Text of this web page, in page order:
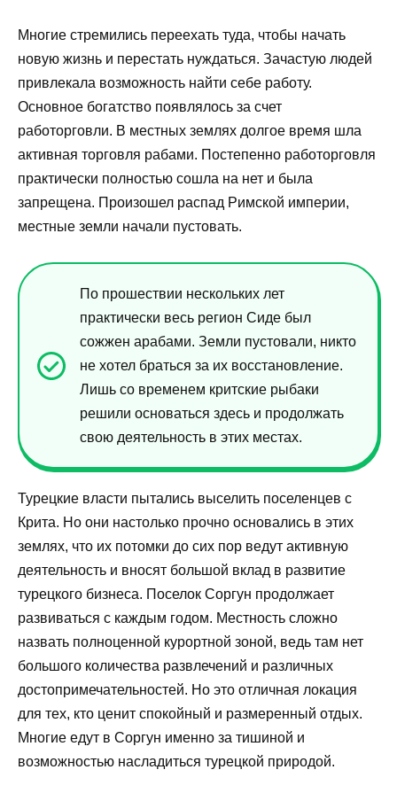
Многие стремились переехать туда, чтобы начать
новую жизнь и перестать нуждаться. Зачастую людей
привлекала возможность найти себе работу.
Основное богатство появлялось за счет
работорговли. В местных землях долгое время шла
активная торговля рабами. Постепенно работорговля
практически полностью сошла на нет и была
запрещена. Произошел распад Римской империи,
местные земли начали пустовать.
По прошествии нескольких лет
практически весь регион Сиде был
сожжен арабами. Земли пустовали, никто
не хотел браться за их восстановление.
Лишь со временем критские рыбаки
решили основаться здесь и продолжать
свою деятельность в этих местах.
Турецкие власти пытались выселить поселенцев с
Крита. Но они настолько прочно основались в этих
землях, что их потомки до сих пор ведут активную
деятельность и вносят большой вклад в развитие
турецкого бизнеса. Поселок Соргун продолжает
развиваться с каждым годом. Местность сложно
назвать полноценной курортной зоной, ведь там нет
большого количества развлечений и различных
достопримечательностей. Но это отличная локация
для тех, кто ценит спокойный и размеренный отдых.
Многие едут в Соргун именно за тишиной и
возможностью насладиться турецкой природой.